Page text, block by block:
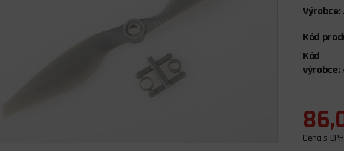
Výrobce:
Kód
Kód
výrobce:
Cena s DPH